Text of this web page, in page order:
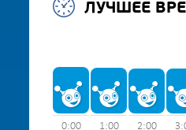
ЛУЧШЕЕ
0:00 1:00 2:00